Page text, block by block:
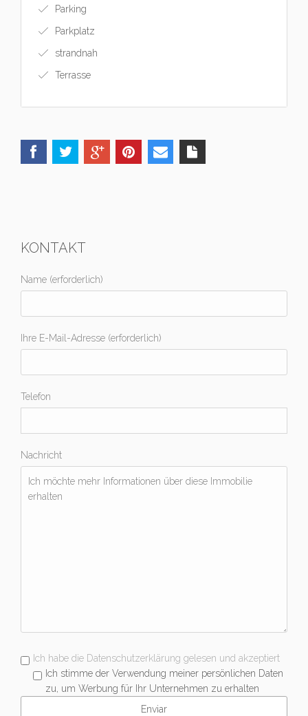
Parking
Parkplatz
strandnah
Terrasse
KONTAKT
Name (erforderlich)
Ihre E-Mail-Adresse (erforderlich)
Telefon
Nachricht
Ich habe die Datenschutzerklärung gelesen und akzeptiert
Ich stimme der Verwendung meiner persönlichen Daten
zu, um Werbung für Ihr Unternehmen zu erhalten